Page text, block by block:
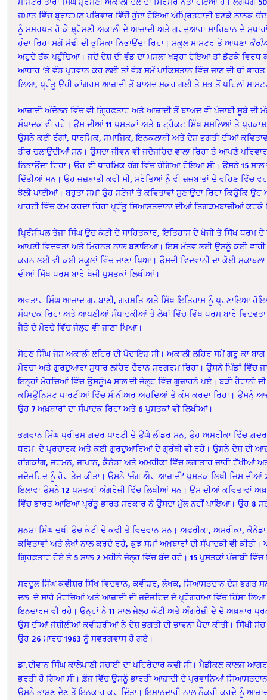
ਜਮਾਤ ਵਿੱਚ ਬ੍ਰਾਹਮਣ ਪਰਿਵਾਰ ਵਿੱਚੋਂ ਹੁੰਦਾ ਹੋਇਆ ਅੰਮ੍ਰਿਤਧਾਰੀ ਬਣਕੇ ਨਾਨਕ
ਨੂੰ ਸਮਰਪਤ ਹੋ ਕੇ ਸ਼੍ਰੋਮਣੀ ਅਕਾਲੀ ਦੇ ਆਜ਼ਾਦੀ ਅਤੇ ਗੁਰਦੁਆਰਾ ਸਾਹਿਬਾਨ ਦੇ
ਹੁੰਦਾ ਰਿਹਾ ਸਗੋਂ ਮੋਢੀ ਦੀ ਭੂਮਿਕਾ ਨਿਭਾਉਂਦਾ ਰਿਹਾ। ਸਕੂਲ ਮਾਸਟਰ ਤੋਂ ਆਪਣਾ
ਅਹੁਦੇ ਤੱਕ ਪਹੁੰਚਿਆ। ਜਦੋਂ ਦੇਸ਼ ਦੀ ਵੰਡ ਦਾ ਮਸਲਾ ਖੜ੍ਹਾ ਹੋਇਆ ਤਾਂ ਡੱਟਕੇ ਵਿਰੋਧ
ਆਧਾਰ ‘ਤੇ ਵੰਡ ਪ੍ਰਵਾਨ ਕਰ ਲਈ ਤਾਂ ਵੰਡ ਸਮੇਂ ਪਾਕਿਸਤਾਨ ਵਿੱਚ ਜਾਣ ਦੀ ਥਾਂ
ਲਿਆ, ਪ੍ਰੰਤੂ ਉਹੀ ਕਾਂਗਰਸ ਆਜ਼ਾਦੀ ਤੋਂ ਬਾਅਦ ਮੁਕਰ ਗਈ ਤੇ ਸਭ ਤੋਂ ਪਹਿਲਾਂ
ਆਜ਼ਾਦੀ ਅੰਦੋਲਨ ਵਿੱਚ ਵੀ ਗ੍ਰਿਫ਼ਤਾਰ ਅਤੇ ਆਜ਼ਾਦੀ ਤੋਂ ਬਾਅਦ ਵੀ ਪੰਜਾਬੀ ਸੂਬੇ
ਸੰਪਾਦਕ ਵੀ ਰਹੇ। ਉਸ ਦੀਆਂ 11 ਪੁਸਤਕਾਂ ਅਤੇ 6 ਟ੍ਰੈਕਟ ਸਿੱਖ ਮਸਲਿਆਂ ਤੇ
ਉਸਨੇ ਕਈ ਰੰਗਾਂ, ਧਾਰਮਿਕ, ਸਮਾਜਿਕ, ਇਨਕਲਾਬੀ ਅਤੇ ਦੇਸ਼ ਭਗਤੀ ਦੀਆਂ
ਤੀਰ ਚਲਾਉਂਦੀਆਂ ਸਨ। ਉਸਦਾ ਜੀਵਨ ਵੀ ਜਦੋਜਹਿਦ ਵਾਲਾ ਰਿਹਾ ਤੇ ਆਪਣੇ
ਨਿਭਾਉਂਦਾ ਰਿਹਾ। ਉਹ ਵੀ ਧਾਰਮਿਕ ਰੰਗ ਵਿੱਚ ਰੰਗਿਆ ਹੋਇਆ ਸੀ। ਉਸਨੇ 15
ਦਿੱਤੀਆਂ ਸਨ। ਉਹ ਜ਼ਜ਼ਬਾਤੀ ਕਵੀ ਸੀ, ਸਰੋਤਿਆਂ ਨੂੰ ਵੀ ਜ਼ਜ਼ਬਾਤਾਂ ਦੇ ਵਹਿਣ ਵਿੱਚ
ਝੋਲੀ ਪਾਈਆਂ। ਬਹੁਤਾ ਸਮਾਂ ਉਹ ਸਟੇਜਾਂ ਤੇ ਕਵਿਤਾਵਾਂ ਸੁਣਾਉਂਦਾ ਰਿਹਾ ਕਿਉਂਕਿ
ਪਾਰਟੀ ਵਿੱਚ ਕੰਮ ਕਰਦਾ ਰਿਹਾ ਪ੍ਰੰਤੂ ਸਿਆਸਤਦਾਨਾ ਦੀਆਂ ਤਿਗੜਮਬਾਜ਼ੀਆਂ
ਪ੍ਰਿੰਸੀਪਲ ਤੇਜਾ ਸਿੰਘ ਉਚ ਕੋਟੀ ਦੇ ਸਾਹਿਤਕਾਰ, ਇਤਿਹਾਸ ਦੇ ਖੋਜੀ ਤੇ ਸਿੱਖ ਧਰਮ
ਆਪਣੀ ਵਿਦਵਤਾ ਅਤੇ ਮਿਹਨਤ ਨਾਲ ਬਣਾਇਆ। ਇਸ ਮੰਤਵ ਲਈ ਉਸਨੂੰ ਕਈ
ਕਰਨ ਲਈ ਵੀ ਕਈ ਸਕੂਲਾਂ ਵਿੱਚ ਜਾਣਾ ਪਿਆ। ਉਸਦੀ ਵਿਦਵਾਨੀ ਦਾ ਕੋਈ
ਦੀਆਂ ਸਿੱਖ ਧਰਮ ਬਾਰੇ ਖੋਜੀ ਪੁਸਤਕਾਂ ਲਿਖੀਆਂ।
ਅਵਤਾਰ ਸਿੰਘ ਆਜ਼ਾਦ ਗੁਰਬਾਣੀ, ਗੁਰਮਤਿ ਅਤੇ ਸਿੱਖ ਇਤਿਹਾਸ ਨੂੰ ਪ੍ਰਣਾਇਆ ਹੋਇਆ
ਸੰਪਾਦਕ ਰਿਹਾ ਅਤੇ ਆਪਣੀਆਂ ਸੰਪਾਦਕੀਆਂ ਤੇ ਲੇਖਾਂ ਵਿੱਚ ਵਿੱਖ ਧਰਮ ਬਾਰੇ
ਜੈਤੋ ਦੇ ਮੋਰਚੇ ਵਿੱਚ ਜੇਲ੍ਹ ਵੀ ਜਾਣਾ ਪਿਆ।
ਸੋਹਣ ਸਿੰਘ ਜੋਸ਼ ਅਕਾਲੀ ਲਹਿਰ ਦੀ ਪੈਦਾਇਸ਼ ਸੀ। ਅਕਾਲੀ ਲਹਿਰ ਸਮੇਂ ਗਰੂ ਕਾ
ਮੋਰਚਾ ਅਤੇ ਗੁਰਦੁਆਰਾ ਸੁਧਾਰ ਲਹਿਰ ਦੌਰਾਨ ਸਰਗਰਮ ਰਿਹਾ। ਉਸਨੇ ਪਿੰਡਾਂ ਵਿੱਚ
ਇਨ੍ਹਾਂ ਮੋਰਚਿਆਂ ਵਿੱਚ ਉਸਨੂੰ14 ਸਾਲ ਦੀ ਜੇਲ੍ਹ ਵਿੱਚ ਗੁਜ਼ਾਰਨੇ ਪਏ। ਬੜੀ ਹੈਰਾਨੀ
ਕਮਿਊਨਿਸਟ ਪਾਰਟੀਆਂ ਵਿੱਚ ਸੀਨੀਅਰ ਅਹੁਦਿਆਂ ਤੇ ਕੰਮ ਕਰਦਾ ਰਿਹਾ। ਉਸਨੂੰ
ਉਹ 7 ਅਖ਼ਬਾਰਾਂ ਦਾ ਸੰਪਾਦਕ ਰਿਹਾ ਅਤੇ 6 ਪੁਸਤਕਾਂ ਵੀ ਲਿਖੀਆਂ।
ਭਗਵਾਨ ਸਿੰਘ ਪ੍ਰੀਤਮ ਗ਼ਦਰ ਪਾਰਟੀ ਦੇ ਉਘੇ ਲੀਡਰ ਸਨ, ਉਹ ਅਮਰੀਕਾ ਵਿੱਚ ਗ਼ਦਰ
ਧਰਮ ਦੇ ਪ੍ਰਚਾਰਕ ਅਤੇ ਕਈ ਗੁਰਦੁਆਰਿਆਂ ਦੇ ਗ੍ਰੰਥੀ ਵੀ ਰਹੇ। ਉਸਨੇ ਦੇਸ਼ ਦੀ
ਹਾਂਗਕਾਂਗ, ਜਰਮਨ, ਜਾਪਾਨ, ਕੈਨੇਡਾ ਅਤੇ ਅਮਰੀਕਾ ਵਿੱਚ ਲਗਾਤਾਰ ਜ਼ਾਰੀ ਰੱਖੀਆਂ
ਜਦੋਜਹਿਦ ਨੂੰ ਹੋਰ ਤੇਜ ਕੀਤਾ। ਉਸਨੇ ‘ਜੰਗ ਔਰ ਆਜ਼ਾਦੀ’ ਪੁਸਤਕ ਲਿਖੀ ਜਿਸ
ਇਲਾਵਾ ਉਸਨੇ 12 ਪੁਸਤਕਾਂ ਅੰਗਰੇਜ਼ੀ ਵਿੱਚ ਲਿਖੀਆਂ ਸਨ। ਉਸ ਦੀਆਂ ਕਵਿਤਾਵਾਂ
ਵਿੱਚ ਭਾਰਤ ਆਇਆ ਪ੍ਰੰਤੂ ਭਾਰਤ ਸਰਕਾਰ ਨੇ ਉਸਦਾ ਮੁੱਲ ਨਹੀਂ ਪਾਇਆ। ਉਹ 8
ਮੁਨਸ਼ਾ ਸਿੰਘ ਦੁਖੀ ਉਚ ਕੋਟੀ ਦੇ ਕਵੀ ਤੇ ਵਿਦਵਾਨ ਸਨ। ਅਫਰੀਕਾ, ਅਮਰੀਕਾ,
ਕਵਿਤਾਵਾਂ ਅਤੇ ਲੇਖਾਂ ਨਾਲ ਕਰਦੇ ਰਹੇ, ਕੁਝ ਸਮਾਂ ਅਖ਼ਬਾਰਾਂ ਦੀ ਸੰਪਾਦਕੀ ਵੀ
ਗ੍ਰਿਫ਼ਤਾਰ ਹੋਏ ਤੇ 5 ਸਾਲ 2 ਮਹੀਨੇ ਜੇਲ੍ਹ ਵਿੱਚ ਬੰਦ ਰਹੇ। 15 ਪੁਸਤਕਾਂ ਪੰਜਾਬੀ
ਸਰਦੂਲ ਸਿੰਘ ਕਵੀਸ਼ਰ ਸਿੱਖ ਵਿਦਵਾਨ, ਕਵੀਸ਼ਰ, ਲੇਖਕ, ਸਿਆਸਤਦਾਨ ਦੇਸ਼ ਭਗਤ
ਦਲ ਦੇ ਸਾਰੇ ਮੋਰਚਿਆਂ ਅਤੇ ਆਜ਼ਾਦੀ ਦੀ ਜਦੋਜਹਿਦ ਦੇ ਪ੍ਰੋਗਰਾਮਾ ਵਿੱਚ ਹਿੱਸਾ
ਇਨਚਾਰਜ ਵੀ ਰਹੇ। ਉਨ੍ਹਾਂ ਨੇ 11 ਸਾਲ ਜੇਲ੍ਹ ਕੱਟੀ ਅਤੇ ਅੰਗਰੇਜ਼ੀ ਦੇ ਦੋ ਅਖ਼ਬਾਰ
ਉਸ ਦੀਆਂ ਜੋਸ਼ੀਲੀਆਂ ਕਵੀਸ਼ਰੀਆਂ ਨੇ ਦੇਸ਼ ਭਗਤੀ ਦੀ ਭਾਵਨਾ ਪੈਦਾ ਕੀਤੀ। ਸਿੱਖੀ
ਉਹ 26 ਮਾਰਚ 1963 ਨੂੰ ਸਵਰਗਵਾਸ ਹੋ ਗਏ।
ਡਾ.ਦੀਵਾਨ ਸਿੰਘ ਕਾਲੇਪਾਣੀ ਸਚਾਈ ਦਾ ਪਹਿਰੇਦਾਰ ਕਵੀ ਸੀ। ਮੈਡੀਕਲ ਕਾਲਜ
ਭਰਤੀ ਹੋ ਗਿਆ ਸੀ। ਫ਼ੌਜ ਵਿੱਚ ਉਸਨੂੰ ਭਾਰਤੀ ਆਜ਼ਾਦੀ ਦੇ ਪ੍ਰਵਾਨਿਆਂ
ਉਸਨੇ ਭਾਸ਼ਣ ਦੇਣ ਤੋਂ ਇਨਕਾਰ ਕਰ ਦਿੱਤਾ। ਇਮਾਨਦਾਰੀ ਨਾਲ ਨੌਕਰੀ ਕਰਦੇ ਨੂੰ